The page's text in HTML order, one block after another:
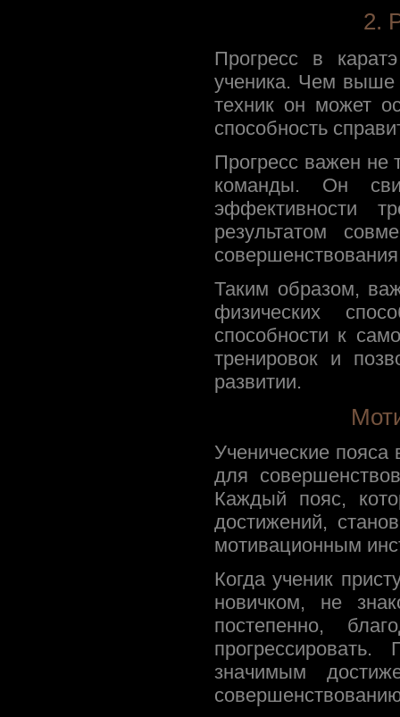
2.
Прогресс в
ученика. Чем
техник он может
способность
Прогресс важен не
команды. Он
эффективности
результатом
Таким образом,
физических
способности к
тренировок и
развитии.
Ученические
для
Каждый пояс,
достижений,
мотивационным
Когда ученик
новичком, не
постепенно,
значимым